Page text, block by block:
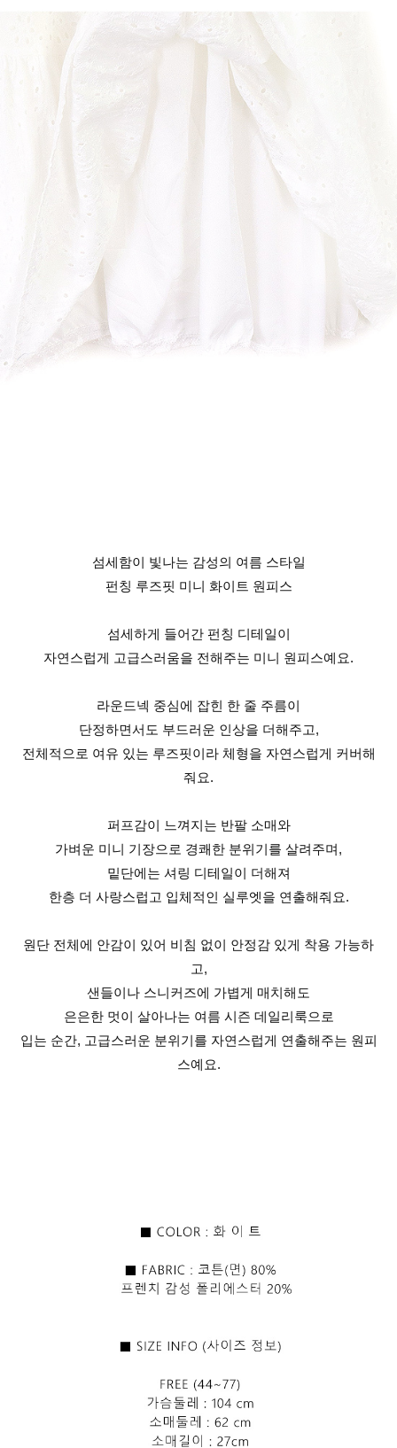
섬세함이 빛나는 감성의 여름 스타일
펀칭 루즈핏 미니 화이트 원피스
섬세하게 들어간 펀칭 디테일이
자연스럽게 고급스러움을 전해주는 미니 원피스예요.
라운드넥 중심에 잡힌 한 줄 주름이
단정하면서도 부드러운 인상을 더해주고,
전체적으로 여유 있는 루즈핏이라 체형을 자연스럽게 커버해
줘요.
퍼프감이 느껴지는 반팔 소매와
가벼운 미니 기장으로 경쾌한 분위기를 살려주며,
밑단에는 셔링 디테일이 더해져
한층 더 사랑스럽고 입체적인 실루엣을 연출해줘요.
원단 전체에 안감이 있어 비침 없이 안정감 있게 착용 가능하
고,
샌들이나 스니커즈에 가볍게 매치해도
은은한 멋이 살아나는 여름 시즌 데일리룩으로
입는 순간, 고급스러운 분위기를 자연스럽게 연출해주는 원피
스예요.